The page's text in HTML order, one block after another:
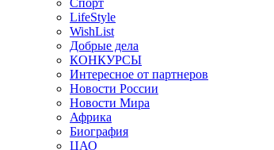
Спорт
LifeStyle
WishList
Добрые дела
КОНКУРСЫ
Интересное от партнеров
Новости России
Новости Мира
Африка
Биография
ЦАО